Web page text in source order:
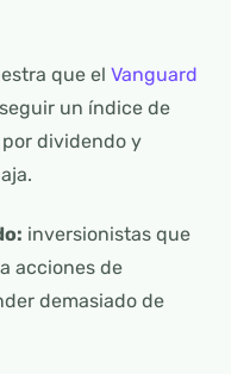
que el Vanguard
un índice de
dividendo y
inversionistas que
acciones de
demasiado de